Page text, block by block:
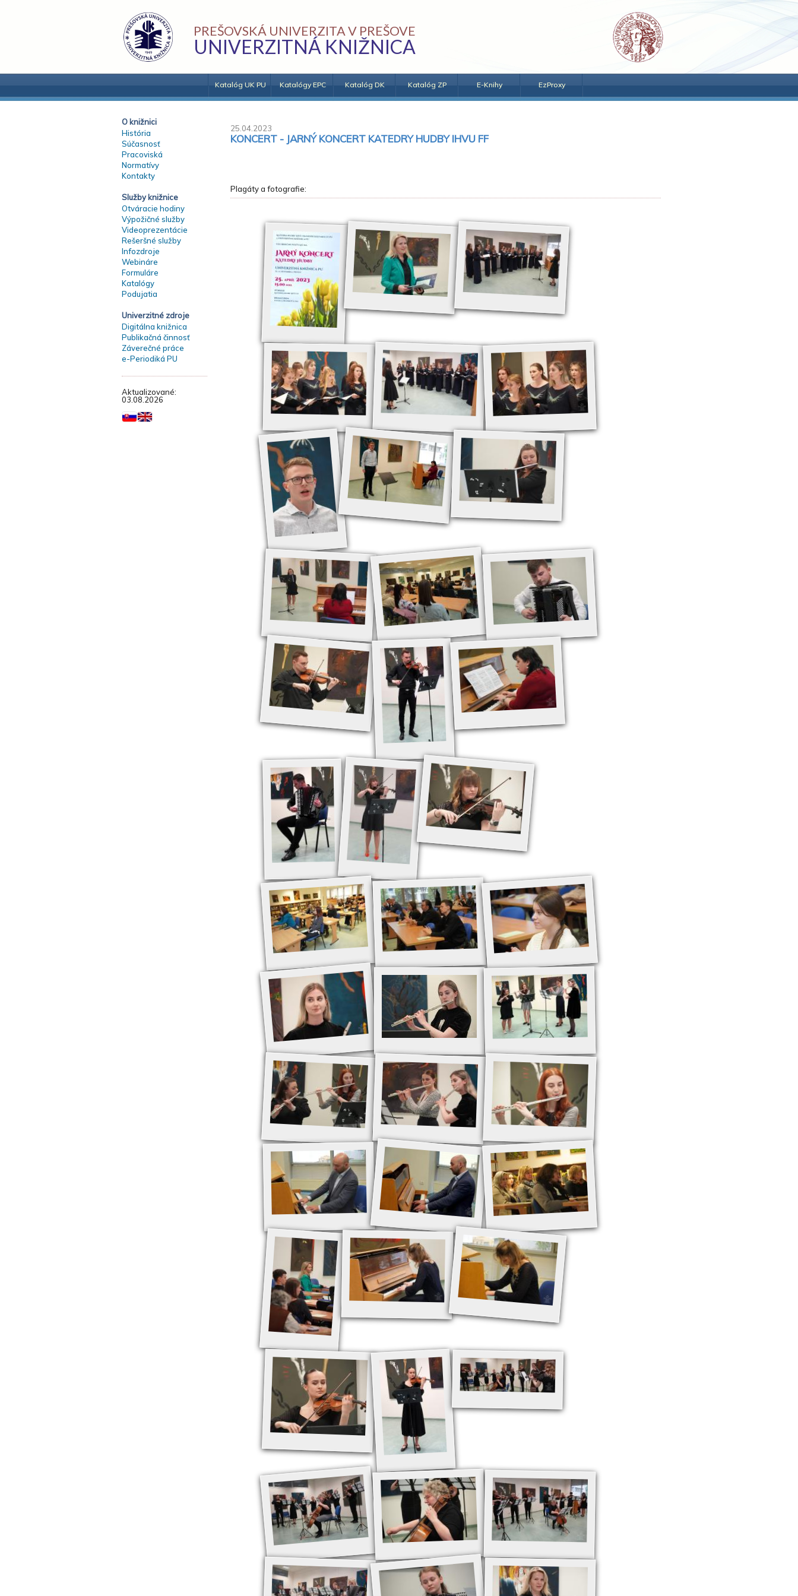
PREŠOVSKÁ UNIVERZITA V PREŠOVE
UNIVERZITNÁ KNIŽNICA
Katalóg UK PU Katalógy EPC Katalóg DK Katalóg ZP E-Knihy EzProxy
O knižnici
História
Súčasnosť
Pracoviská
Normatívy
Kontakty
Služby knižnice
Otváracie hodiny
Výpožičné služby
Videoprezentácie
Rešeršné služby
Infozdroje
Webináre
Formuláre
Katalógy
Podujatia
Univerzitné zdroje
Digitálna knižnica
Publikačná činnosť
Záverečné práce
e-Periodiká PU
Aktualizované:
03.08.2026
25.04.2023
KONCERT - JARNÝ KONCERT KATEDRY HUDBY IHVU FF
Plagáty a fotografie: